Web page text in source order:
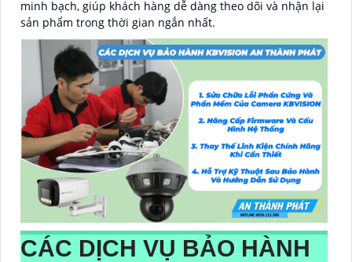
minh bạch, giúp khách hàng dễ dàng theo dõi và nhận lại
sản phẩm trong thời gian ngắn nhất.
CÁC DỊCH VỤ BẢO HÀNH